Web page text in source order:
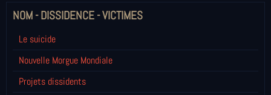
NOM - DISSIDENCE - VICTIMES
Le suicide
Nouvelle Morgue Mondiale
Projets dissidents